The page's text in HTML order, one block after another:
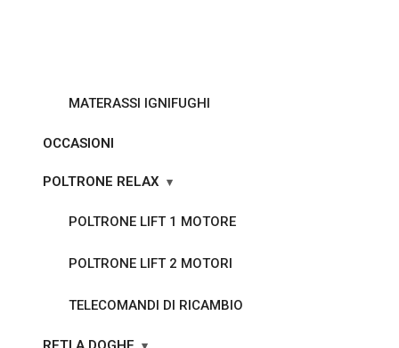
MATERASSI IGNIFUGHI
OCCASIONI
POLTRONE RELAX
POLTRONE LIFT 1 MOTORE
POLTRONE LIFT 2 MOTORI
TELECOMANDI DI RICAMBIO